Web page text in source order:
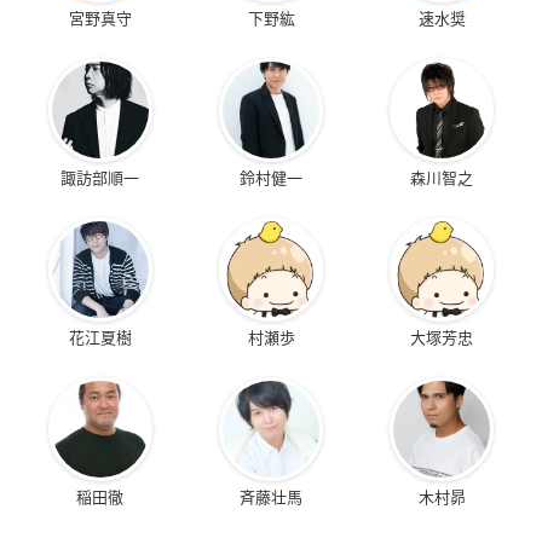
宮野真守 下野紘 速水奨
諏訪部順一 鈴村健一 森川智之
花江夏樹 村瀬歩 大塚芳忠
稲田徹 斉藤壮馬 木村昴